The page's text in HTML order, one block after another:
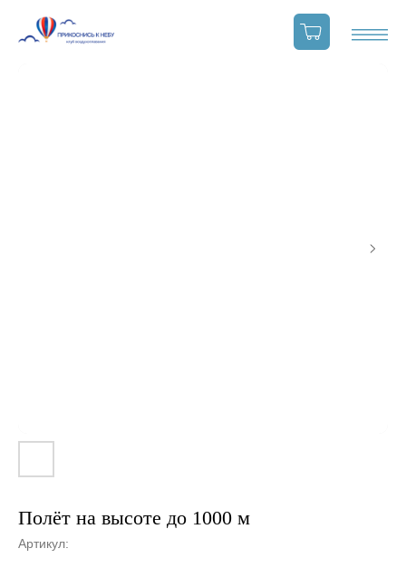
Полёт на высоте до 1000 м
Артикул: